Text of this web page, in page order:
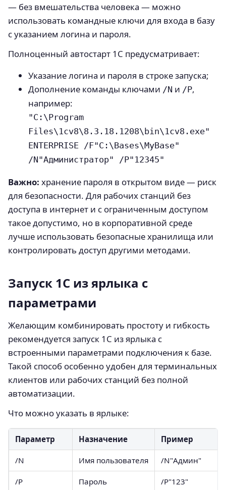
— без вмешательства человека — можно
использовать командные ключи для входа в базу
с указанием логина и пароля.
Полноценный автостарт 1С предусматривает:
Указание логина и пароля в строке запуска;
Дополнение команды ключами /N и /P,
например:
"C:\Program
Files\1cv8\8.3.18.1208\bin\1cv8.exe"
ENTERPRISE /F"C:\Bases\MyBase"
/N"Администратор" /P"12345"
Важно: хранение пароля в открытом виде — риск
для безопасности. Для рабочих станций без
доступа в интернет и с ограниченным доступом
такое допустимо, но в корпоративной среде
лучше использовать безопасные хранилища или
контролировать доступ другими методами.
Запуск 1С из ярлыка с
параметрами
Желающим комбинировать простоту и гибкость
рекомендуется запуск 1С из ярлыка с
встроенными параметрами подключения к базе.
Такой способ особенно удобен для терминальных
клиентов или рабочих станций без полной
автоматизации.
Что можно указать в ярлыке:
Параметр Назначение Пример
/N Имя пользователя /N"Админ"
/P Пароль /P"123"